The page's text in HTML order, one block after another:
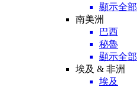
顯示全部
南美洲
巴西
秘魯
顯示全部
埃及 & 非洲
埃及